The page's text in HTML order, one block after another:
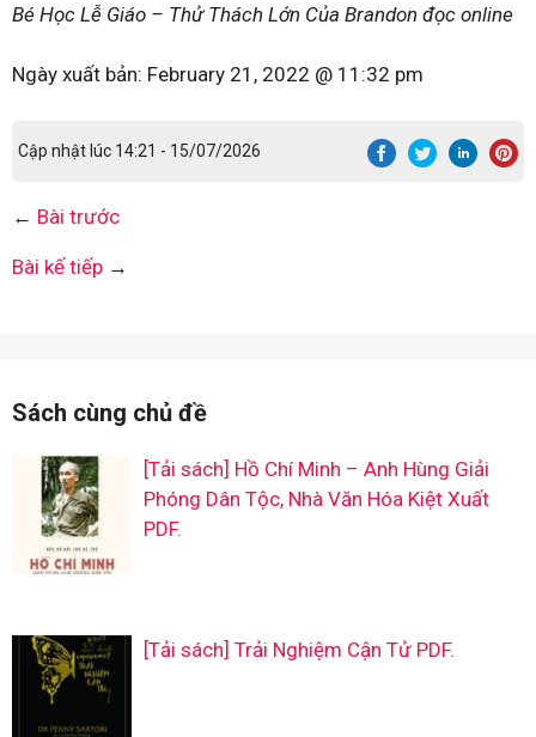
Bé Học Lễ Giáo – Thử Thách Lớn Của Brandon đọc online
Ngày xuất bản: February 21, 2022 @ 11:32 pm
Cập nhật lúc 14:21 - 15/07/2026
← Bài trước
Bài kế tiếp →
Sách cùng chủ đề
[Tải sách] Hồ Chí Minh – Anh Hùng Giải
Phóng Dân Tộc, Nhà Văn Hóa Kiệt Xuất
PDF.
[Tải sách] Trải Nghiệm Cận Tử PDF.